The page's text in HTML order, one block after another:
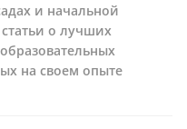
и начальной
о лучших
на своем опыте